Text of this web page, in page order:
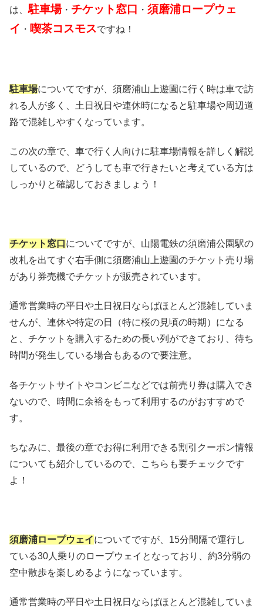
は、駐車場・ チケット窓口 ・ 須磨浦ロープウェ
イ ・ 喫茶コスモスですね！
駐車場についてですが、須磨浦山上遊園に行く時は車で訪
れる人が多く、土日祝日や連休時になると駐車場や周辺道
路で混雑しやすくなっています。
この次の章で、車で行く人向けに駐車場情報を詳しく解説
しているので、どうしても車で行きたいと考えている方は
しっかりと確認しておきましょう！
チケット窓口 についてですが、山陽電鉄の須磨浦公園駅の
改札を出てすぐ右手側に須磨浦山上遊園のチケット売り場
があり券売機でチケットが販売されています。
通常営業時の平日や土日祝日ならばほとんど混雑していま
せんが、連休や特定の日（特に桜の見頃の時期）になる
と、チケットを購入するための長い列ができており、待ち
時間が発生している場合もあるので要注意。
各チケットサイトやコンビニなどでは前売り券は購入でき
ないので、時間に余裕をもって利用するのがおすすめで
す。
ちなみに、最後の章でお得に利用できる割引クーポン情報
についても紹介しているので、こちらも要チェックです
よ！
須磨浦ロープウェイについてですが、15分間隔で運行し
ている30人乗りのロープウェイとなっており、約3分弱の
空中散歩を楽しめるようになっています。
通常営業時の平日や土日祝日ならばほとんど混雑していま